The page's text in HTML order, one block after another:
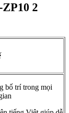
2
bố trí trong mọi